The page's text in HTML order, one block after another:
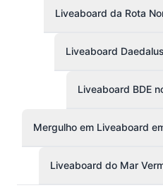
Liveaboard da Rota
Liveaboard
Liveaboard BDE
Mergulho em Liveaboard
Liveaboard do Mar